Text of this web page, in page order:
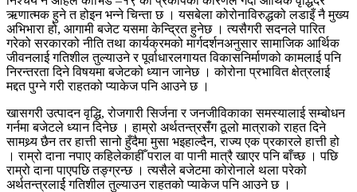
ऋणात्मक हुने त होइन भन्ने चिन्ता छ । यसबेला कोरोनाविरुद्धको लडाइँ नै मुख्य
अभिभारा हो, आगामी बजेट यसमा केन्द्रित हुनेछ । त्यसैगरी सदनले पारित
गरेको सरकारको नीति तथा कार्यक्रमको मार्गदर्शनअनुसार सामाजिक आर्थिक
जीवनलाई गतिशील तुल्याउने र पूर्वाधारलगायत विकासनिर्माणको कामलाई पनि
निरन्तरता दिने विषयमा बजेटको ध्यान जानेछ । कोरोना प्रभावित क्षेत्रलाई
मद्दत पुग्ने गरी राहतको प्याकेज पनि आउने छ ।
खासगरी उत्पादन वृद्धि, रोजगारी सिर्जना र जनजीविकाका समस्यालाई सम्बोधन
गर्नमा बजेटले ध्यान दिनेछ । हाम्रो अर्थतन्त्रसंँग ठूलो मात्राको राहत दिने
सामथ्र्य छैन तर हात्ती सानो हुँदैमा मुसा भइहाल्दैन, राज्य एक प्रकारले हात्ती हो
। राम्रो दाना नपाए कहिलेकाहीँ पराल वा पानी मात्रै खाएर पनि बाँच्छ । पछि
राम्रो दाना पाएपछि तङ्ग्रन्छ । त्यसैले बजेटमा कोरोनाले थला परेको
अर्थतन्त्रलार्ई गतिशील तुल्याउन राहतको प्याकेज पनि आउने छ ।